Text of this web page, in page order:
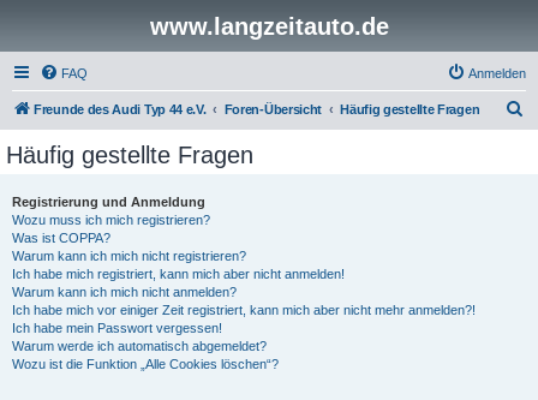
www.langzeitauto.de
FAQ Anmelden
Freunde des Audi Typ 44 e.V. Foren-Übersicht Häufig gestellte Fragen
Häufig gestellte Fragen
Registrierung und Anmeldung
Wozu muss ich mich registrieren?
Was ist COPPA?
Warum kann ich mich nicht registrieren?
Ich habe mich registriert, kann mich aber nicht anmelden!
Warum kann ich mich nicht anmelden?
Ich habe mich vor einiger Zeit registriert, kann mich aber nicht mehr anmelden?!
Ich habe mein Passwort vergessen!
Warum werde ich automatisch abgemeldet?
Wozu ist die Funktion „Alle Cookies löschen“?